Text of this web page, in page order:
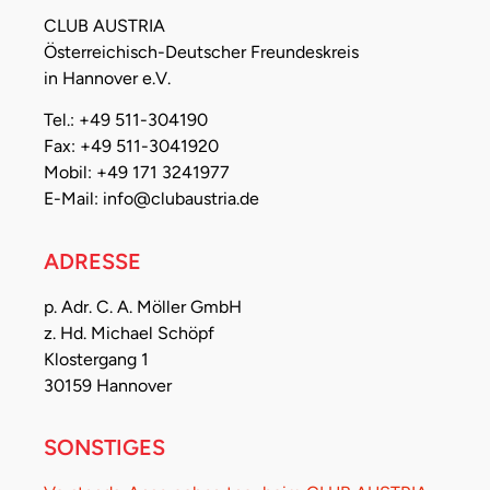
CLUB AUSTRIA
Österreichisch-Deutscher Freundeskreis
in Hannover e.V.
Tel.: +49 511-304190
Fax: +49 511-3041920
Mobil: +49 171 3241977
E-Mail: info@clubaustria.de
ADRESSE
p. Adr. C. A. Möller GmbH
z. Hd. Michael Schöpf
Klostergang 1
30159 Hannover
SONSTIGES